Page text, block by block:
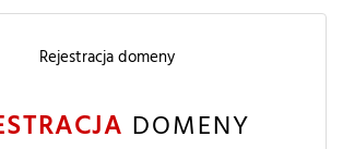
DOMENY